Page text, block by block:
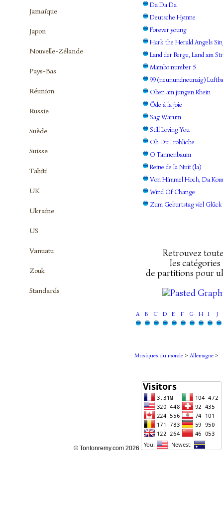
Da Da Da
Deutsche Hymne
Forever young
Hark the Herald Angels
Land der Berge, Land am
Mambo number 5
99 (neunundneunzig)
Oben am jungen Rhein
Ôde à la joie
Sag Warum
Still Loving You
Oh Du Fröhliche
O Tannenbaum
Reine de la Nuit (la)
Von Himmel Hoch, Da
Wind Of Change
Zum Geburtstag viel Glück
Retrouvez
les catégories
de partitions pour
A B C D E F G H I J
Musiques du monde > Allemagne >
Jamaïque
Japon
Nouvelle-Zélande
Pays-Bas
Réunion
Russie
Suède
Suisse
Tahiti
UK
Ukraine
US
Vanuatu
Zouk
Standards
© Tontonremy.com 2026